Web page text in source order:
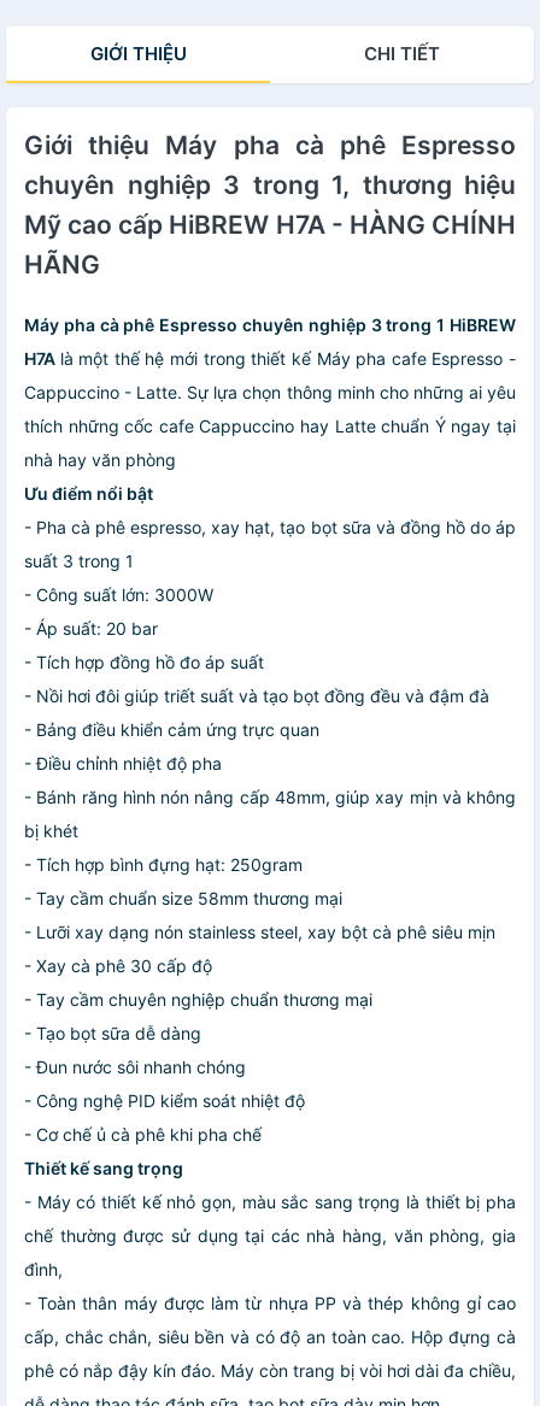
chính hãng
cao cấp HiBREW
GIỚI THIỆU CHI TIẾT
Giới thiệu Máy pha cà phê Espresso
chuyên nghiệp 3 trong 1, thương hiệu
Mỹ cao cấp HiBREW H7A - HÀNG CHÍNH
HÃNG
Máy pha cà phê Espresso chuyên nghiệp 3 trong 1 HiBREW
H7A là một thế hệ mới trong thiết kế Máy pha cafe Espresso -
Cappuccino - Latte. Sự lựa chọn thông minh cho những ai yêu
thích những cốc cafe Cappuccino hay Latte chuẩn Ý ngay tại
nhà hay văn phòng
Ưu điểm nổi bật
- Pha cà phê espresso, xay hạt, tạo bọt sữa và đồng hồ do áp
suất 3 trong 1
- Công suất lớn: 3000W
- Áp suất: 20 bar
- Tích hợp đồng hồ đo áp suất
- Nồi hơi đôi giúp triết suất và tạo bọt đồng đều và đậm đà
- Bảng điều khiển cảm ứng trực quan
- Điều chỉnh nhiệt độ pha
- Bánh răng hình nón nâng cấp 48mm, giúp xay mịn và không
bị khét
- Tích hợp bình đựng hạt: 250gram
- Tay cầm chuẩn size 58mm thương mại
- Lưỡi xay dạng nón stainless steel, xay bột cà phê siêu mịn
- Xay cà phê 30 cấp độ
- Tay cầm chuyên nghiệp chuẩn thương mại
- Tạo bọt sữa dễ dàng
- Đun nước sôi nhanh chóng
- Công nghệ PID kiểm soát nhiệt độ
- Cơ chế ủ cà phê khi pha chế
Thiết kế sang trọng
- Máy có thiết kế nhỏ gọn, màu sắc sang trọng là thiết bị pha
chế thường được sử dụng tại các nhà hàng, văn phòng, gia
đình,
- Toàn thân máy được làm từ nhựa PP và thép không gỉ cao
cấp, chắc chắn, siêu bền và có độ an toàn cao. Hộp đựng cà
phê có nắp đậy kín đáo. Máy còn trang bị vòi hơi dài đa chiều,